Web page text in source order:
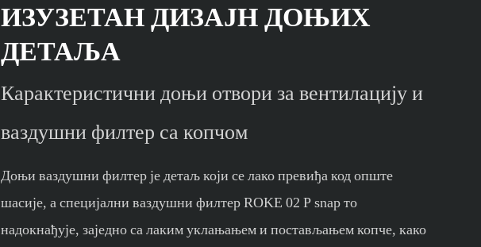
ИЗУЗЕТАН ДИЗАЈН ДОЊИХ
ДЕТАЉА
Карактеристични доњи отвори за вентилацију и
ваздушни филтер са копчом
Доњи ваздушни филтер је детаљ који се лако превиђа код опште
шасије, а специјални ваздушни филтер ROKE 02 P snap то
надокнађује, заједно са лаким уклањањем и постављањем копче, како